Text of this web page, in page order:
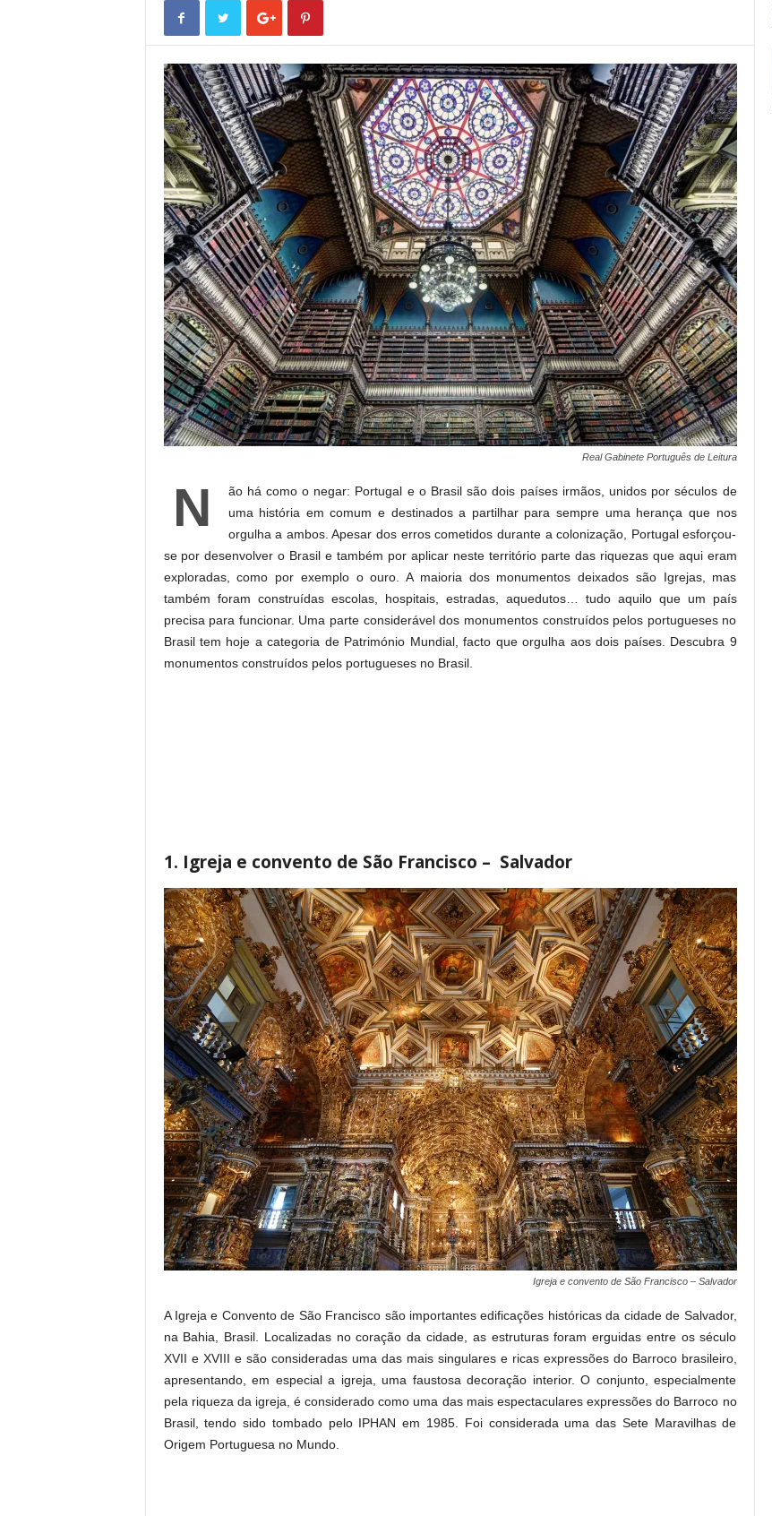
o
t
u
g
l
Real Gabinete Português de Leitura
N
ão há como o negar: Portugal e o Brasil são dois países irmãos, unidos por séculos de
uma história em comum e destinados a partilhar para sempre uma herança que nos
orgulha a ambos. Apesar dos erros cometidos durante a colonização, Portugal esforçou-
se por desenvolver o Brasil e também por aplicar neste território parte das riquezas que aqui eram
exploradas, como por exemplo o ouro. A maioria dos monumentos deixados são Igrejas, mas
também foram construídas escolas, hospitais, estradas, aquedutos… tudo aquilo que um país
precisa para funcionar. Uma parte considerável dos monumentos construídos pelos portugueses no
Brasil tem hoje a categoria de Património Mundial, facto que orgulha aos dois países. Descubra 9
monumentos construídos pelos portugueses no Brasil.
1. Igreja e convento de São Francisco – Salvador
Igreja e convento de São Francisco – Salvador
A Igreja e Convento de São Francisco são importantes edificações históricas da cidade de Salvador,
na Bahia, Brasil. Localizadas no coração da cidade, as estruturas foram erguidas entre os século
XVII e XVIII e são consideradas uma das mais singulares e ricas expressões do Barroco brasileiro,
apresentando, em especial a igreja, uma faustosa decoração interior. O conjunto, especialmente
pela riqueza da igreja, é considerado como uma das mais espectaculares expressões do Barroco no
Brasil, tendo sido tombado pelo IPHAN em 1985. Foi considerada uma das Sete Maravilhas de
Origem Portuguesa no Mundo.